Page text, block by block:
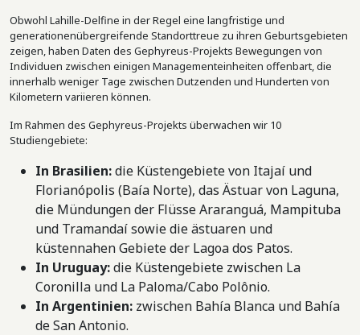
Obwohl Lahille-Delfine in der Regel eine langfristige und
generationenübergreifende Standorttreue zu ihren Geburtsgebieten
zeigen, haben Daten des Gephyreus-Projekts Bewegungen von
Individuen zwischen einigen Managementeinheiten offenbart, die
innerhalb weniger Tage zwischen Dutzenden und Hunderten von
Kilometern variieren können.
Im Rahmen des Gephyreus-Projekts überwachen wir 10
Studiengebiete:
In Brasilien:die Küstengebiete von Itajaí und
Florianópolis (Baía Norte), das Ästuar von Laguna,
die Mündungen der Flüsse Araranguá, Mampituba
und Tramandaí sowie die ästuaren und
küstennahen Gebiete der Lagoa dos Patos.
In Uruguay:die Küstengebiete zwischen La
Coronilla und La Paloma/Cabo Polônio.
In Argentinien: zwischen Bahía Blanca und Bahía
de San Antonio.